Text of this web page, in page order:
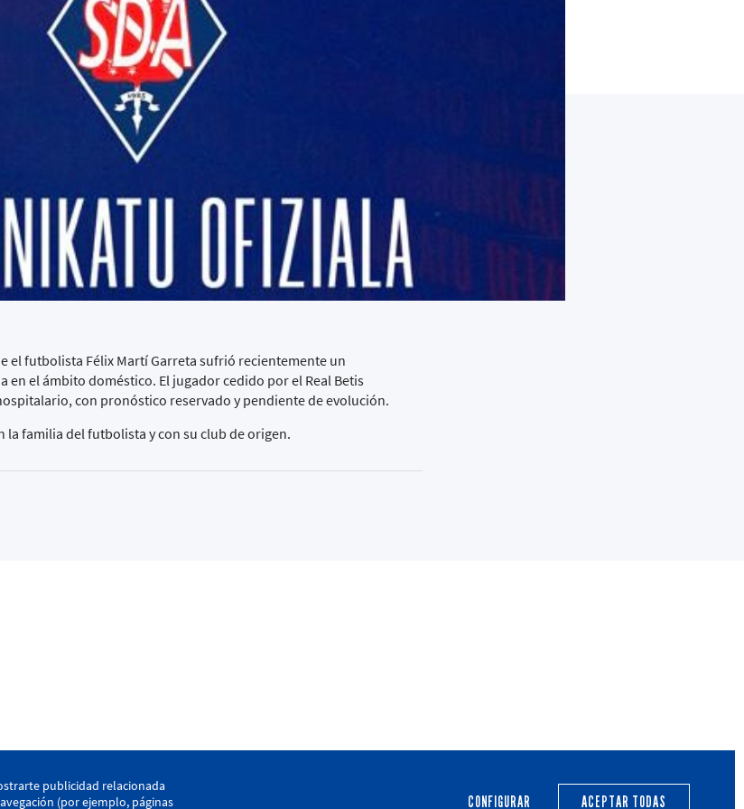
el futbolista Félix Martí Garreta sufrió recientemente un
el ámbito doméstico. El jugador cedido por el Real Betis
con pronóstico reservado y pendiente de evolución.
la familia del futbolista y con su club de origen.
ACTUALIDAD CALENDARIO
publicidad relacionada
(por ejemplo, páginas
CONFIGURAR ACEPTAR TODAS